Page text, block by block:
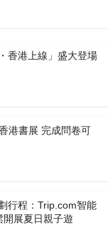
香港上線」盛大登場
港書展 完成問卷可
行程：Trip.com智能
展夏日親子遊